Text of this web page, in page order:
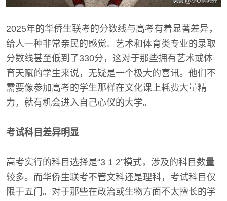
2025年的华侨生联考的分数线与高考有着显著差异，
给人一种非常亲民的感觉。艺术和体育类专业的录取
分数线甚至低到了330分，这对于那些拥有艺术或体
育天赋的学生来说，无疑是一个极大的喜讯。他们不
需要像参加高考的学生那样在文化课上耗费大量精
力，就有机会进入自己心仪的大学。
考试科目差异明显
高考实行的科目选择是“3 1 2”模式，涉及的科目数量
较多。而华侨生联考不管文科还是理科，考试科目仅
限于五门。对于那些在政治或生物方面不太擅长的学